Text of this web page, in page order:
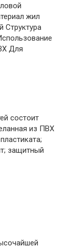
жил
Структура
Для
состоит
из ПВХ
защитный